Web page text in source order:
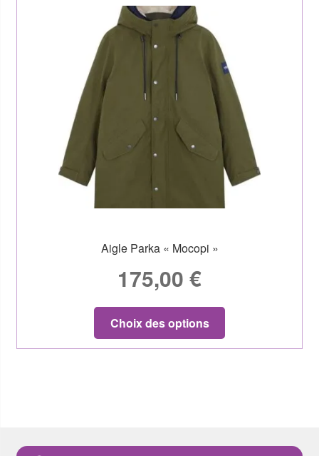
Aigle Parka « Mocopi »
175,00 €
Choix des options